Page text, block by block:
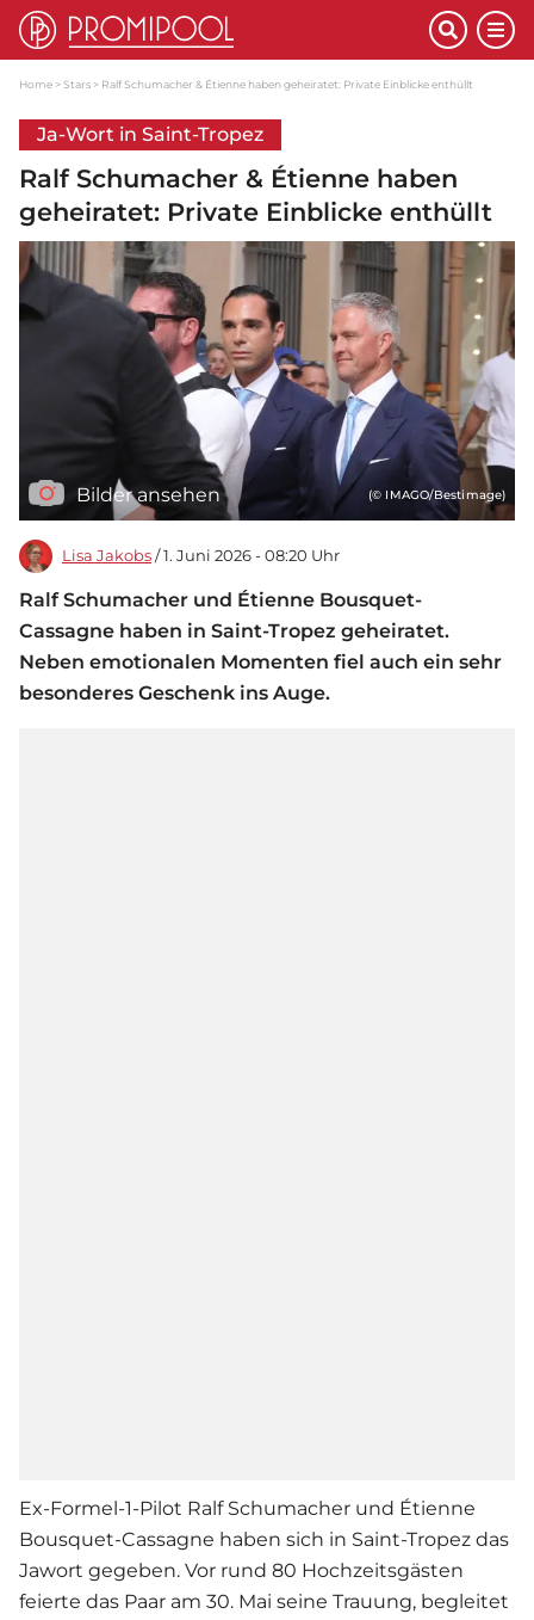
Home Stars Ralf Schumacher & Étienne haben geheiratet: Private Einblicke enthüllt
Ja-Wort in Saint-Tropez
Ralf Schumacher & Étienne haben
geheiratet: Private Einblicke enthüllt
Bilder ansehen (© IMAGO/Bestimage)
Lisa Jakobs / 1. Juni 2026 - 08:20 Uhr
Ralf Schumacher und Étienne Bousquet-
Cassagne haben in Saint-Tropez geheiratet.
Neben emotionalen Momenten fiel auch ein sehr
besonderes Geschenk ins Auge.
Ex-Formel-1-Pilot Ralf Schumacher und Étienne
Bousquet-Cassagne haben sich in Saint-Tropez das
Jawort gegeben. Vor rund 80 Hochzeitsgästen
feierte das Paar am 30. Mai seine Trauung, begleitet